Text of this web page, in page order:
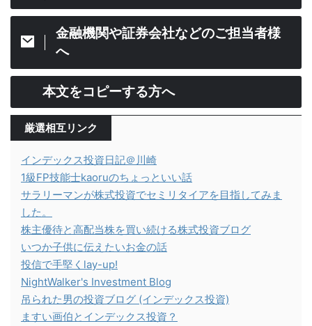
金融機関や証券会社などのご担当者様
へ
本文をコピーする方へ
厳選相互リンク
インデックス投資日記＠川崎
1級FP技能士kaoruのちょっといい話
サラリーマンが株式投資でセミリタイアを目指してみま
した。
株主優待と高配当株を買い続ける株式投資ブログ
いつか子供に伝えたいお金の話
投信で手堅くlay-up!
NightWalker's Investment Blog
吊られた男の投資ブログ (インデックス投資)
ますい画伯とインデックス投資？